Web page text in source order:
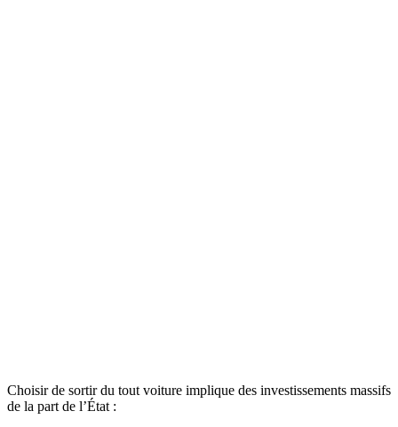
Choisir de sortir du tout voiture implique des investissements massifs
de la part de l’État :